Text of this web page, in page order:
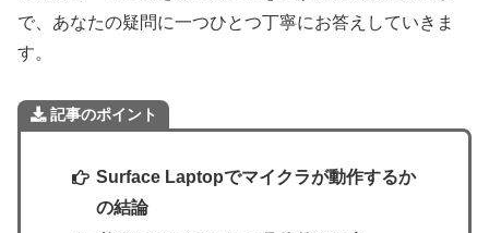
で、あなたの疑問に一つひとつ丁寧にお答えしていきま
す。
記事のポイント
Surface Laptopでマイクラが動作するか
の結論